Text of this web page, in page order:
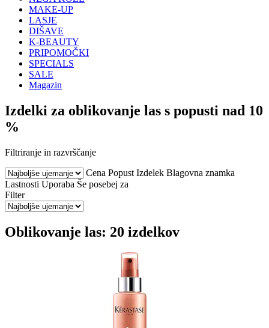
MAKE-UP
LASJE
DIŠAVE
K-BEAUTY
PRIPOMOČKI
SPECIALS
SALE
Magazin
Izdelki za oblikovanje las s popusti nad 10
%
Filtriranje in razvrščanje
Cena Popust Izdelek Blagovna znamka
Lastnosti Uporaba Še posebej za
Filter
Oblikovanje las: 20 izdelkov